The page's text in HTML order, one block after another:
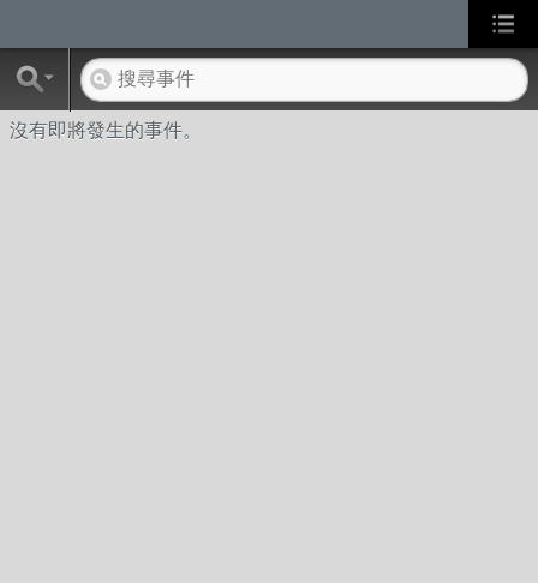
沒有即將發生的事件。